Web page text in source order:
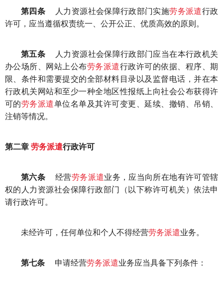
第四条 人力资源社会保障行政部门实施劳务派遣行政
许可，应当遵循权责统一、公开公正、优质高效的原则。
第五条
人力资源社会保障行政部门应当在本行政机关
办公场所、网站上公布劳务派遣行政许可的依据、程序、期
限、条件和需要提交的全部材料目录以及监督电话，并在本
行政机关网站和至少一种全地区性报纸上向社会公布获得许
可的劳务派遣单位名单及其许可变更、延续、撤销、吊销、
注销等情况。
第二章 劳务派遣行政许可
第六条 经营劳务派遣业务，应当向所在地有许可管辖
权的人力资源社会保障行政部门（以下称许可机关）依法申
请行政许可。
未经许可，任何单位和个人不得经营劳务派遣业务。
第七条 申请经营劳务派遣业务应当具备下列条件：